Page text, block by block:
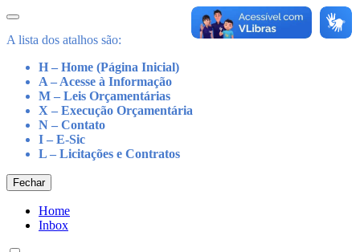
A lista dos atalhos são:
H – Home (Página Inicial)
A – Acesse à Informação
M – Leis Orçamentárias
X – Execução Orçamentária
N – Contato
I – E-Sic
L – Licitações e Contratos
Fechar
Home
Inbox